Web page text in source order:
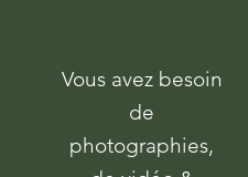
Vous avez besoin
de
photographies,